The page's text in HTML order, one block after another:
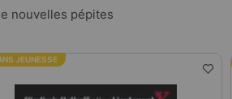
nouvelles pépites
JEUNESSE